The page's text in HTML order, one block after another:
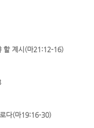
할 계시(마21:12-16)
다(마19:16-30)